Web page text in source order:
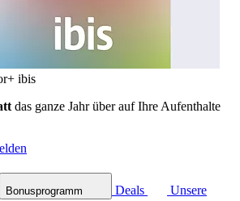
ibis
das ganze Jahr über auf Ihre Aufenthalte
Bonusprogramm Deals
Unsere